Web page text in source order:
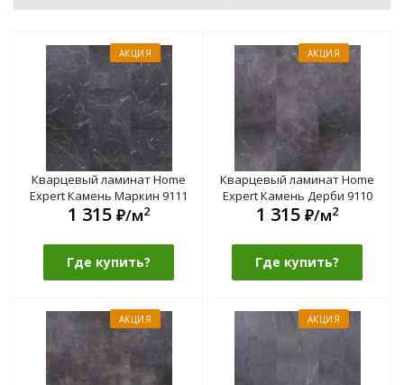
АКЦИЯ
Кварцевый ламинат Home
Expert Камень Маркин 9111
1 315 ₽/м2
Где купить?
АКЦИЯ
Кварцевый ламинат Home
Expert Камень Дерби 9110
1 315 ₽/м2
Где купить?
АКЦИЯ АКЦИЯ